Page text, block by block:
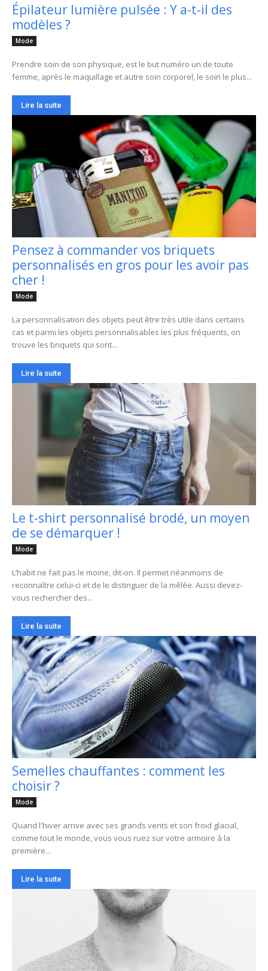
Épilateur lumière pulsée : Y a-t-il des
modèles ?
Mode
Prendre soin de son physique, est le but numéro un de toute
femme, après le maquillage et autre soin corporel, le soin le plus...
Lire la suite
Pensez à commander vos briquets
personnalisés en gros pour les avoir pas
cher !
Mode
La personnalisation des objets peut être très utile dans certains
cas et parmi les objets personnalisables les plus fréquents, on
trouve les briquets qui sont...
Lire la suite
Le t-shirt personnalisé brodé, un moyen
de se démarquer !
Mode
L’habit ne fait pas le moine, dit-on. Il permet néanmoins de
reconnaître celui-ci et de le distinguer de la mêlée. Aussi devez-
vous rechercher des...
Lire la suite
Semelles chauffantes : comment les
choisir ?
Mode
Quand l'hiver arrive avec ses grands vents et son froid glacial,
comme tout le monde, vous vous ruez sur votre armoire à la
première...
Lire la suite